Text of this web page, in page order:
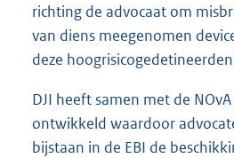
richting de advocaat om
van diens meegenomen
deze
DJI heeft samen met de
ontwikkeld waardoor
bijstaan in de EBI de